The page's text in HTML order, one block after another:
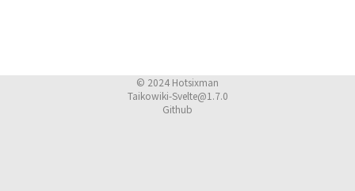
© 2024 Hotsixman
Taikowiki-Svelte@1.7.0
Github